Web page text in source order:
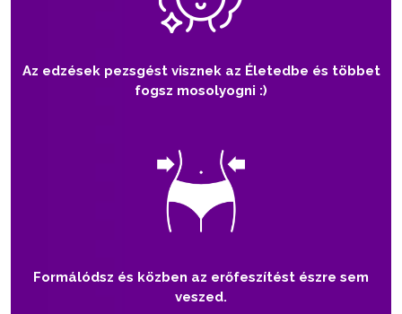
Az edzések pezsgést visznek az Életedbe és többet
fogsz mosolyogni :)
Formálódsz és közben az erőfeszítést észre sem
veszed.